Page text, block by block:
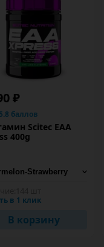
₽
баллов
Scitec EAA
400g
в 1 клик
В корзину